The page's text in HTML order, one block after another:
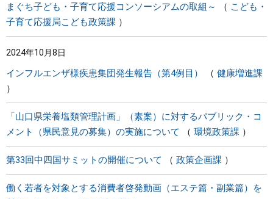
まぐち子ども・子育て応援コンソーシアムの取組～
こども・
子育て応援局こども政策課
2024年10月8日
インフルエンザ様疾患集団発生報告（第4例目） 健康増進課
「山口県栄養塩類管理計画」（素案）に対するパブリック・コ
メント（県民意見の募集）の実施について
環境政策課
第33回中四国サミットの開催について 政策企画課
働く若者を対象とする消費者啓発動画（エステ篇・副業篇）を